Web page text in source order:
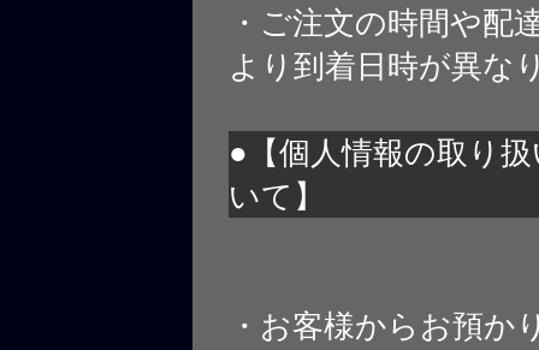
・ご注文の時間や配
より到着日時が異な
●【個人情報の取り
いて】
・お客様からお預か